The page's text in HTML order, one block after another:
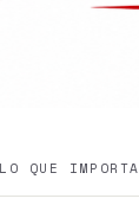
QUE IMPORTA